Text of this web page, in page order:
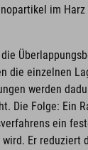
im
die einzelnen
werden
Die Folge: Ein
ein
Er reduziert